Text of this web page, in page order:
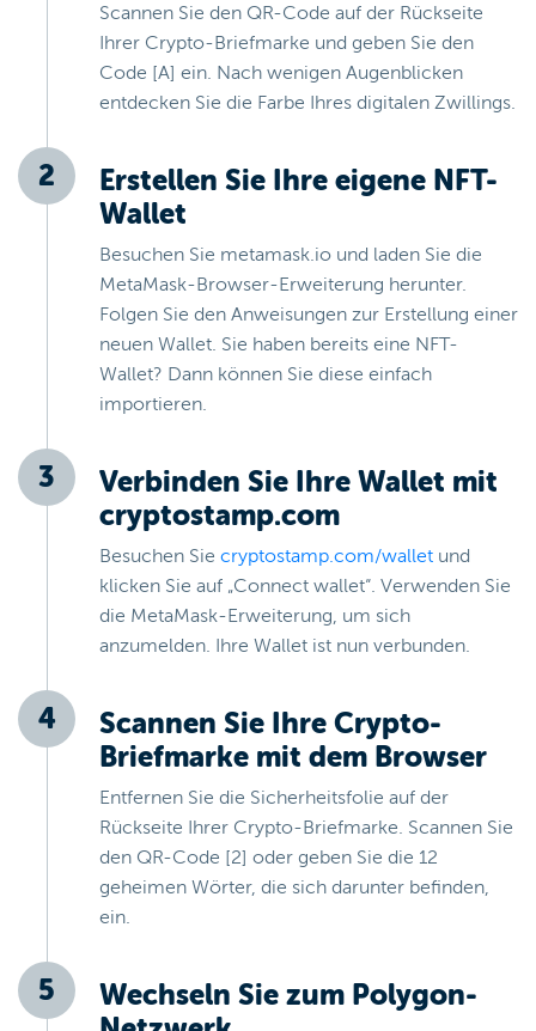
Scannen Sie den QR-Code auf der Rückseite
Ihrer Crypto-Briefmarke und geben Sie den
Code [A] ein. Nach wenigen Augenblicken
entdecken Sie die Farbe Ihres digitalen Zwillings.
Erstellen Sie Ihre eigene NFT-
Wallet
Besuchen Sie metamask.io und laden Sie die
MetaMask-Browser-Erweiterung herunter.
Folgen Sie den Anweisungen zur Erstellung einer
neuen Wallet. Sie haben bereits eine NFT-
Wallet? Dann können Sie diese einfach
importieren.
Verbinden Sie Ihre Wallet mit
cryptostamp.com
Besuchen Sie cryptostamp.com/wallet und
klicken Sie auf „Connect wallet“. Verwenden Sie
die MetaMask-Erweiterung, um sich
anzumelden. Ihre Wallet ist nun verbunden.
Scannen Sie Ihre Crypto-
Briefmarke mit dem Browser
Entfernen Sie die Sicherheitsfolie auf der
Rückseite Ihrer Crypto-Briefmarke. Scannen Sie
den QR-Code [2] oder geben Sie die 12
geheimen Wörter, die sich darunter befinden,
ein.
Wechseln Sie zum Polygon-